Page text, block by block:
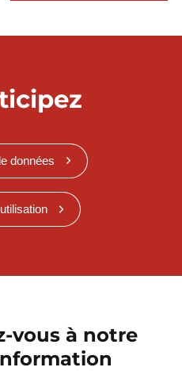
données
vous à notre